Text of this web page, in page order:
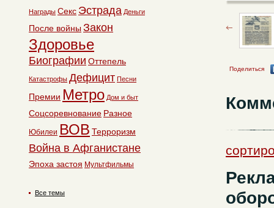
Поделиться
Награды Секс Эстрада Деньги
После войны Закон
Здоровье
Биографии Оттепель
Катастрофы Дефицит Песни
Премии Метро Дом и быт
Соцсоревнование Разное
Юбилеи ВОВ Терроризм
Война в Афганистане
Эпоха застоя Мультфильмы
Все темы